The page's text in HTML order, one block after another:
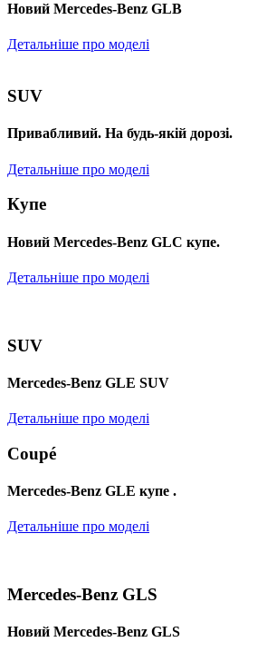
Новий Mercedes-Benz GLB
Детальніше про моделі
SUV
Привабливий. На будь-якій дорозі.
Детальніше про моделі
Купе
Новий Mercedes-Benz GLС купе.
Детальніше про моделі
SUV
Mercedes-Benz GLE SUV
Детальніше про моделі
Coupé
Mercedes-Benz GLE купе .
Детальніше про моделі
Mercedes-Benz GLS
Новий Mercedes-Benz GLS